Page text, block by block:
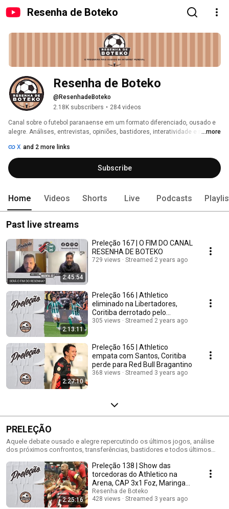
Resenha de Boteko
Resenha de Boteko
@ResenhadeBoteko
2.18K subscribers • 284 videos
Canal sobre o futebol paranaense em um formato diferenciado, ousado e
alegre. Análises, entrevistas, opiniões, bastidores, interatividade e muita
...more
X and 2 more links
Subscribe
Home Videos Shorts Live Podcasts
Past live streams
2:45:54
Preleção 167 | O FIM DO CANAL
RESENHA DE BOTEKO
729 views Streamed 2 years ago
2:13:11
Preleção 166 | Athletico
eliminado na Libertadores,
Coritiba derrotado pelo
Corinthians
305 views Streamed 2 years ago
2:27:10
Preleção 165 | Athletico
empata com Santos, Coritiba
perde para Red Bull Bragantino
368 views Streamed 3 years ago
PRELEÇÃO
Aquele debate ousado e alegre repercutindo os últimos jogos, análise
dos próximos confrontos, transferências, bastidores e todos últimos
2:25:16
Preleção 138 | Show das
torcedoras do Athletico na
Arena, CAP 3x1 Foz, Maringa
0x1 Coritiba
Resenha de Boteko
428 views
Streamed 3 years ago